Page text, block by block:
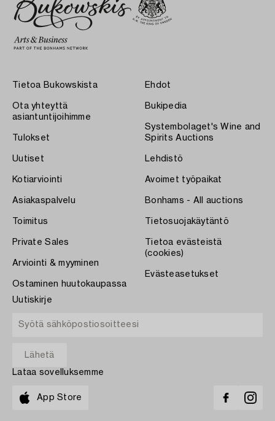
Tietoa Bukowskista
Ota yhteyttä
asiantuntijoihimme
Tulokset
Uutiset
Kotiarviointi
Asiakaspalvelu
Toimitus
Private Sales
Arviointi & myyminen
Ostaminen huutokaupassa
Ehdot
Bukipedia
Systembolaget's Wine and
Spirits Auctions
Lehdistö
Avoimet työpaikat
Bonhams - All auctions
Tietosuojakäytäntö
Tietoa evästeistä
(cookies)
Evästeasetukset
Uutiskirje
Lataa sovelluksemme
App Store